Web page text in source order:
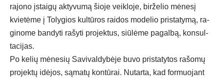
ra­jo­no įstai­gų ak­ty­vu­mą šio­je veik­lo­je, bir­že­lio mė­ne­sį
kvie­tė­me į To­ly­gios kul­tū­ros rai­dos mo­de­lio pri­sta­ty­mą, ra­
gi­no­me ban­dy­ti ra­šy­ti pro­jek­tus, siū­lė­me pa­gal­bą, kon­sul­
ta­ci­jas.
Po ke­lių mė­ne­sių Sa­vi­val­dy­bė­je bu­vo pri­sta­ty­tos ra­šo­mų
pro­jek­tų idė­jos, są­ma­tų kon­tū­rai. Nu­tar­ta, kad for­muo­jant